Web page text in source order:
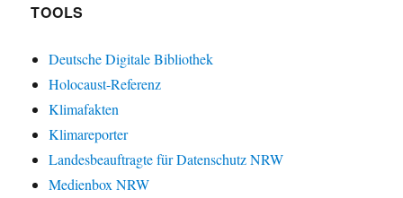
TOOLS
Deutsche Digitale Bibliothek
Holocaust-Referenz
Klimafakten
Klimareporter
Landesbeauftragte für Datenschutz NRW
Medienbox NRW